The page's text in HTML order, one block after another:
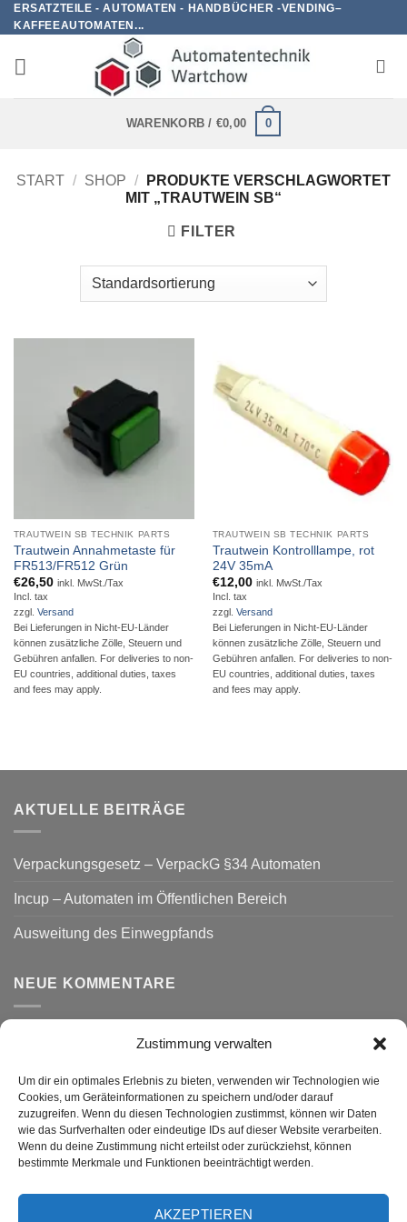
Zustimmung verwalten
Um dir ein optimales Erlebnis zu bieten, verwenden wir Technologien wie
Cookies, um Geräteinformationen zu speichern und/oder darauf
zuzugreifen. Wenn du diesen Technologien zustimmst, können wir Daten
wie das Surfverhalten oder eindeutige IDs auf dieser Website verarbeiten.
Wenn du deine Zustimmung nicht erteilst oder zurückziehst, können
bestimmte Merkmale und Funktionen beeinträchtigt werden.
AKZEPTIEREN
Zum
Inhalt
springen
ERSATZTEILE - AUTOMATEN - HANDBÜCHER -VENDING–
KAFFEEAUTOMATEN...
WARENKORB / €0,00 0
START / SHOP /
PRODUKTE VERSCHLAGWORTET
MIT „TRAUTWEIN SB“
FILTER
TRAUTWEIN SB TECHNIK PARTS
Trautwein Annahmetaste für
FR513/FR512 Grün
€26,50 inkl. MwSt./Tax
Incl. tax
zzgl. Versand
Bei Lieferungen in Nicht-EU-Länder
können zusätzliche Zölle, Steuern und
Gebühren anfallen. For deliveries to non-
EU countries, additional duties, taxes
and fees may apply.
TRAUTWEIN SB TECHNIK PARTS
Trautwein Kontrolllampe, rot
24V 35mA
€12,00 inkl. MwSt./Tax
Incl. tax
zzgl. Versand
Bei Lieferungen in Nicht-EU-Länder
können zusätzliche Zölle, Steuern und
Gebühren anfallen. For deliveries to non-
EU countries, additional duties, taxes
and fees may apply.
AKTUELLE BEITRÄGE
Verpackungsgesetz – VerpackG §34 Automaten
Incup – Automaten im Öffentlichen Bereich
Ausweitung des Einwegpfands
NEUE KOMMENTARE